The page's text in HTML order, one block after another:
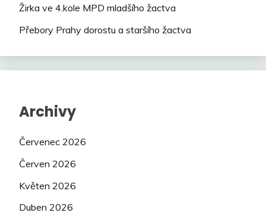
Žirka ve 4.kole MPD mladšího žactva
Přebory Prahy dorostu a staršího žactva
Archivy
Červenec 2026
Červen 2026
Květen 2026
Duben 2026